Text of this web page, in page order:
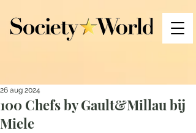
100 Chefs by Gault&Millau bij
Miele
26 aug 2024